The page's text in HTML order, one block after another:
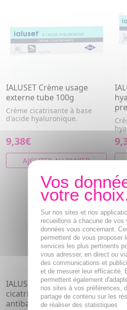
IALUSET Crème usage
externe tube 100g
Crème cicatrisante à base
d'acide hyaluronique.
9,38€
AJOUTER AU PANIER
IALUSET Pro Plus – Crème
cicatrisante
antibactérienne 25 g
Sur nos sites et nos
recueillons à chacune de vos
données vous concernant.
permettent de vous proposer
services les plus pertinents
vous adresser, en direct ou
des communications et
et de mesurer leur efficacité.
permettent également
nos sites à vos préférences,
partage de contenu sur les
de réaliser des statistiques